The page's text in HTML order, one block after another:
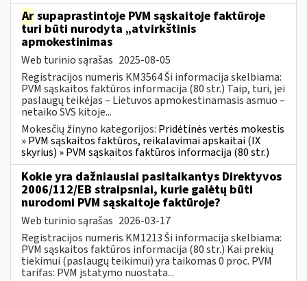
Ar supaprastintoje PVM sąskaitoje faktūroje
turi būti nurodyta „atvirkštinis
apmokestinimas
Web turinio sąrašas 2025-08-05
Registracijos numeris KM3564 Ši informacija skelbiama:
PVM sąskaitos faktūros informacija (80 str.) Taip, turi, jei
paslaugų teikėjas – Lietuvos apmokestinamasis asmuo –
netaiko SVS kitoje...
Mokesčių žinyno kategorijos: Pridėtinės vertės mokestis
» PVM sąskaitos faktūros, reikalavimai apskaitai (IX
skyrius) » PVM sąskaitos faktūros informacija (80 str.)
Kokie yra dažniausiai pasitaikantys Direktyvos
2006/112/EB straipsniai, kurie galėtų būti
nurodomi PVM sąskaitoje faktūroje?
Web turinio sąrašas 2026-03-17
Registracijos numeris KM1213 Ši informacija skelbiama:
PVM sąskaitos faktūros informacija (80 str.) Kai prekių
tiekimui (paslaugų teikimui) yra taikomas 0 proc. PVM
tarifas: PVM įstatymo nuostata...